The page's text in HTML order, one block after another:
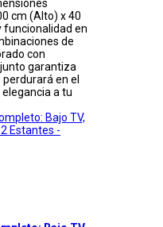
cm (Alto) x 40
funcionalidad en
de
con
garantiza
en el
a tu